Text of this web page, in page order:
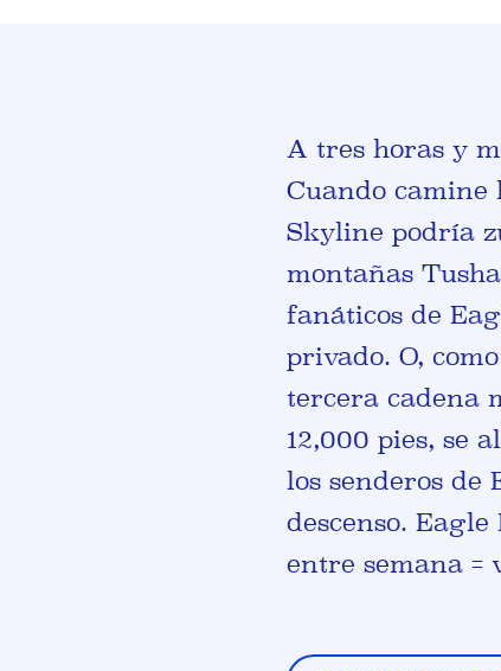
A tres horas y
Cuando camine
Skyline podría
montañas
fanáticos de
privado. O,
tercera cadena
12,000 pies, se
los senderos de
descenso.
entre semana =